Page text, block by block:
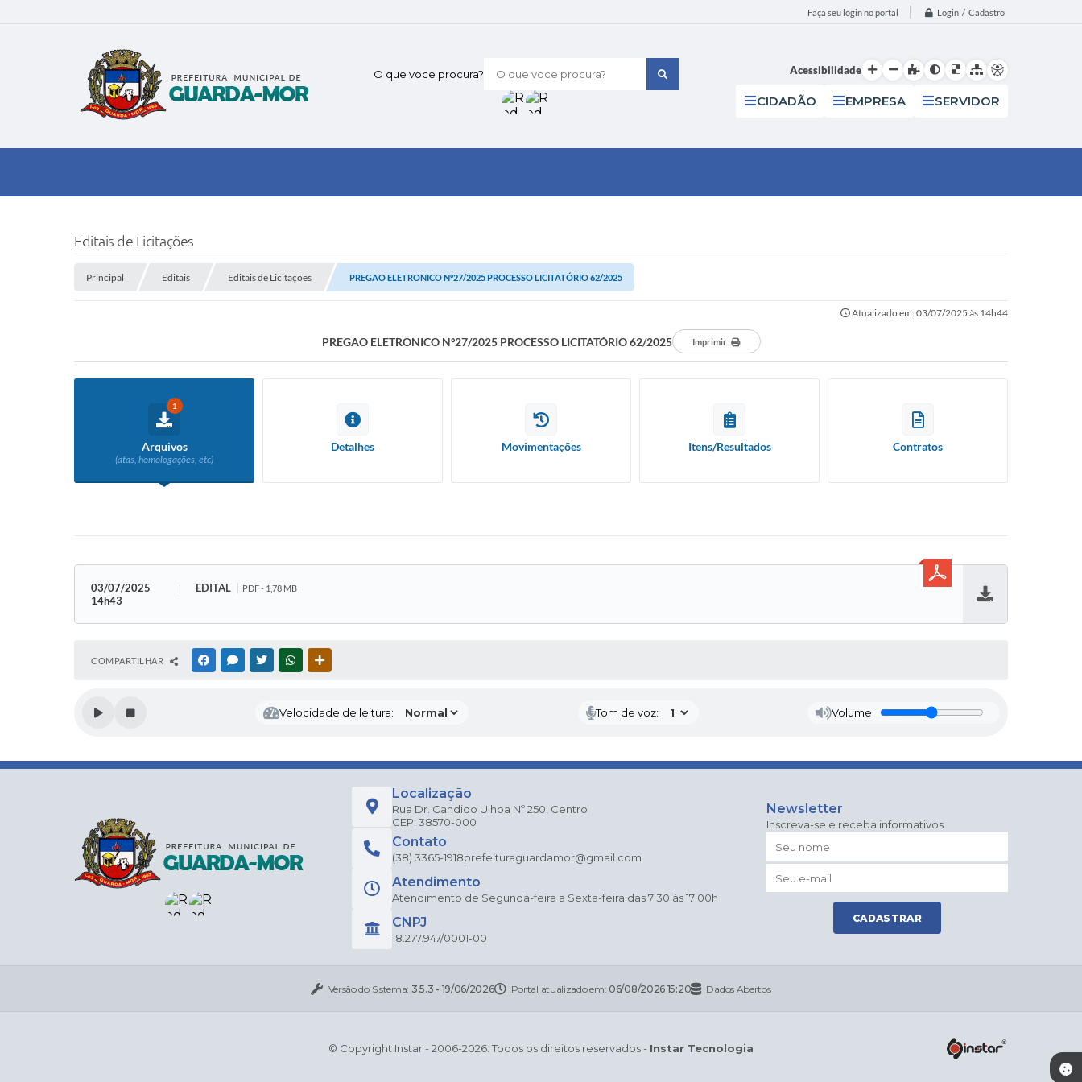
Faça seu login no portal Login / Cadastro
O que voce procura? Acessibilidade
CIDADÃO EMPRESA SERVIDOR
Editais de Licitações
Principal Editais Editais de Licitações PREGAO ELETRONICO Nº27/2025 PROCESSO LICITATÓRIO 62/2025
Atualizado em: 03/07/2025 às 14h44
PREGAO ELETRONICO Nº27/2025 PROCESSO LICITATÓRIO 62/2025 Imprimir
1
Arquivos
(atas, homologações, etc)
Detalhes Movimentações Itens/Resultados Contratos
03/07/2025
14h43
EDITAL PDF - 1,78 MB
COMPARTILHAR FACEBOOKMESSENGER
TWITTERWHATSAPP
Velocidade de leitura: Tom de voz: Volume
Localização
Rua Dr. Candido Ulhoa Nº 250, Centro
CEP: 38570-000
Contato
(38) 3365-1918prefeituraguardamor@gmail.com
Atendimento
Atendimento de Segunda-feira a Sexta-feira das 7:30 às 17:00h
CNPJ
18.277.947/0001-00
Newsletter
Inscreva-se e receba informativos
CADASTRAR
Versão do Sistema: 3.5.3 - 19/06/2026 Portal atualizado em: 06/08/2026 15:20 Dados Abertos
© Copyright Instar - 2006-2026. Todos os direitos reservados - Instar Tecnologia